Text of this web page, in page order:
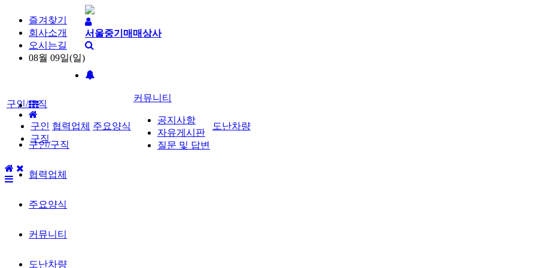
즐겨찾기
회사소개
오시는길
08월 09일(일)
서울중기매매상사
구인/구직
협력업체
주요양식
커뮤니티
도난차량
구인/구직
구인
구직
협력업체 주요양식
커뮤니티
공지사항
자유게시판
질문 및 답변
도난차량